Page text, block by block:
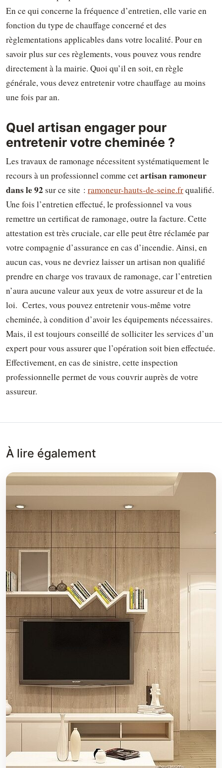
En ce qui concerne la fréquence d’entretien, elle varie en
fonction du type de chauffage concerné et des
règlementations applicables dans votre localité. Pour en
savoir plus sur ces règlements, vous pouvez vous rendre
directement à la mairie. Quoi qu’il en soit, en règle
générale, vous devez entretenir votre chauffage au moins
une fois par an.
Quel artisan engager pour
entretenir votre cheminée ?
Les travaux de ramonage nécessitent systématiquement le
recours à un professionnel comme cetartisan ramoneur
dans le 92sur ce site : ramoneur-hauts-de-seine.frqualifié.
Une fois l’entretien effectué, le professionnel va vous
remettre un certificat de ramonage, outre la facture. Cette
attestation est très cruciale, car elle peut être réclamée par
votre compagnie d’assurance en cas d’incendie. Ainsi, en
aucun cas, vous ne devriez laisser un artisan non qualifié
prendre en charge vos travaux de ramonage, car l’entretien
n’aura aucune valeur aux yeux de votre assureur et de la
loi. Certes, vous pouvez entretenir vous-même votre
cheminée, à condition d’avoir les équipements nécessaires.
Mais, il est toujours conseillé de solliciter les services d’un
expert pour vous assurer que l’opération soit bien effectuée.
Effectivement, en cas de sinistre, cette inspection
professionnelle permet de vous couvrir auprès de votre
assureur.
À lire également